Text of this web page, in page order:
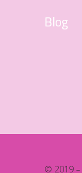
Blog
© 2019 –